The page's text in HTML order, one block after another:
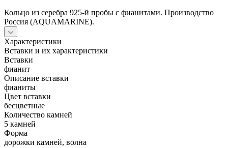
Кольцо из серебра 925-й пробы с фианитами. Производство
Россия (AQUAMARINE).
Характеристики
Вставки и их характеристики
Вставки
фианит
Описание вставки
фианиты
Цвет вставки
бесцветные
Количество камней
5 камней
Форма
дорожки камней, волна